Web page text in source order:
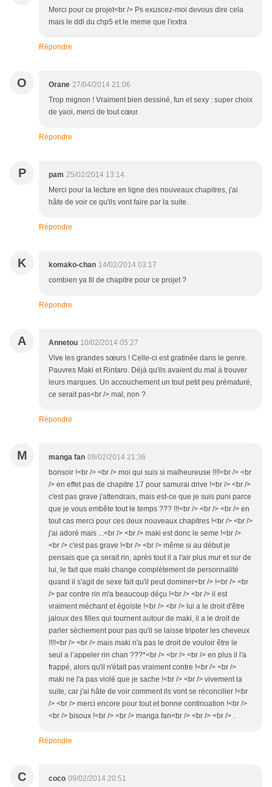
Merci pour ce projet<br /> Ps exuscez-moi devous dire cela
mais le ddl du chp5 et le meme que l'extra
Répondre
O Orane 27/04/2014 21:06
Trop mignon ! Vraiment bien dessiné, fun et sexy : super choix
de yaoi, merci de tout cœur.
Répondre
P pam 25/02/2014 13:14
Merci pour la lecture en ligne des nouveaux chapitres, j'ai
hâte de voir ce qu'ils vont faire par la suite.
Répondre
K komako-chan 14/02/2014 03:17
combien ya til de chapitre pour ce projet ?
Répondre
A Annetou 10/02/2014 05:27
Vive les grandes sœurs ! Celle-ci est gratinée dans le genre.
Pauvres Maki et Rintaro. Déjà qu'ils avaient du mal à trouver
leurs marques. Un accouchement un tout petit peu prématuré,
ce serait pas<br /> mal, non ?
Répondre
M manga fan 09/02/2014 21:36
bonsoir !<br /> <br /> moi qui suis si malheureuse !!!!<br /> <br
/> en effet pas de chapitre 17 pour samurai drive !<br /> <br />
c'est pas grave j'attendrais, mais est-ce que je suis puni parce
que je vous embête tout le temps ??? !!!<br /> <br /> <br /> en
tout cas merci pour ces deux nouveaux chapitres !<br /> <br />
j'ai adoré mais ...<br /> <br /> maki est donc le seme !<br />
<br /> c'est pas grave !<br /> <br /> même si au début je
pensais que ça serait rin, après tout il a l'air plus mur et sur de
lui, le fait que maki change complètement de personnalité
quand il s'agit de sexe fait qu'il peut dominer<br /> !<br /> <br
/> par contre rin m'a beaucoup déçu !<br /> <br /> il est
vraiment méchant et égoïste !<br /> <br /> lui a le droit d'être
jaloux des filles qui tournent autour de maki, il a le droit de
parler sèchement pour pas qu'il se laisse tripoter les cheveux
!!!!<br /> <br /> mais maki n'a pas le droit de vouloir être le
seul a l’appeler rin chan ???*<br /> <br /> <br /> en plus il l'a
frappé, alors qu'il n'était pas vraiment contre !<br /> <br />
maki ne l'a pas violé que je sache !<br /> <br /> vivement la
suite, car j'ai hâte de voir comment ils vont se réconcilier !<br
/> <br /> merci encore pour tout et bonne continuation !<br />
<br /> bisoux !<br /> <br /> manga fan<br /> <br /> <br /> .
Répondre
C coco 09/02/2014 20:51